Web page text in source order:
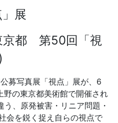
展
都 第50回「視
募写真展「視点」展が、6
野の東京都美術館で開催され
う、原発被害・リニア問題・
会を鋭く捉え自らの視点で